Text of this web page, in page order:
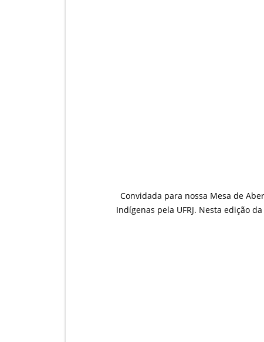
Convidada para nossa Mesa de
Indígenas pela UFRJ. Nesta edição